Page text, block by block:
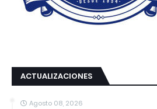
ACTUALIZACIONES
Agosto 08, 2026